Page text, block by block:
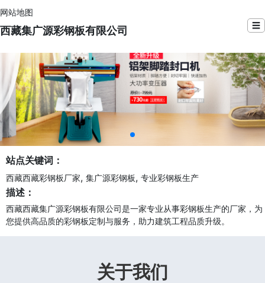
网站地图
西藏集广源彩钢板有限公司 ☰
站点关键词：
西藏西藏彩钢板厂家, 集广源彩钢板, 专业彩钢板生产
描述：
西藏西藏集广源彩钢板有限公司是一家专业从事彩钢板生产的厂家，为
您提供高品质的彩钢板定制与服务，助力建筑工程品质升级。
关于我们